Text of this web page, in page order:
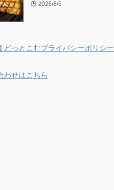
2026/8/5
どっとこむプライバシーポリシー
わせはこちら